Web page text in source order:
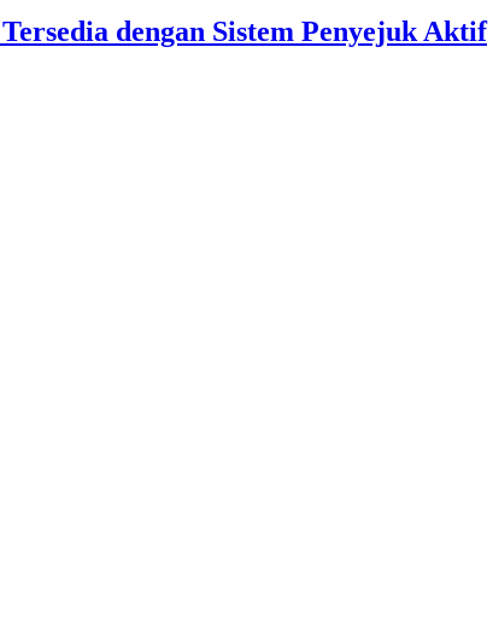
dengan Sistem Penyejuk Aktif